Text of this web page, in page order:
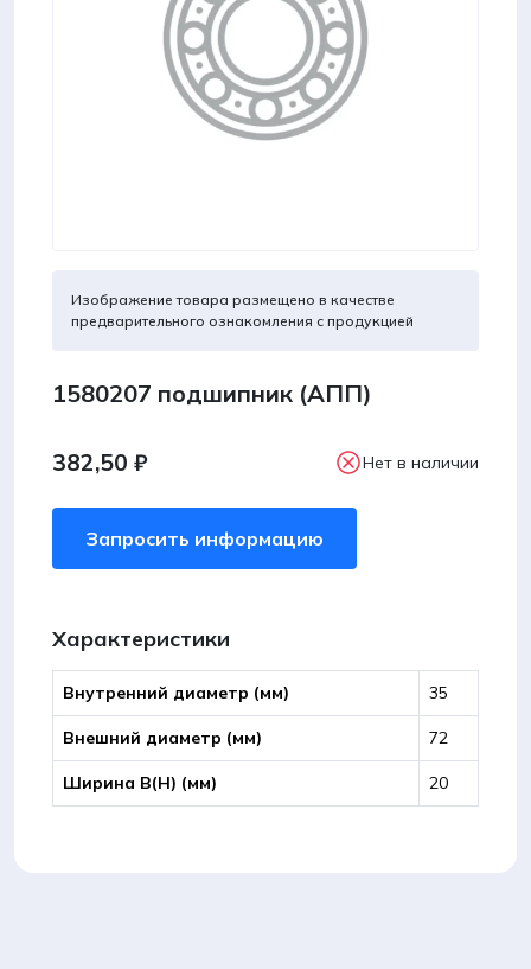
Изображение товара размещено в качестве
предварительного ознакомления с продукцией
1580207 подшипник (АПП)
382,50 ₽ Нет в наличии
Запросить информацию
Характеристики
Внутренний диаметр (мм) 35
Внешний диаметр (мм) 72
Ширина B(Н) (мм) 20